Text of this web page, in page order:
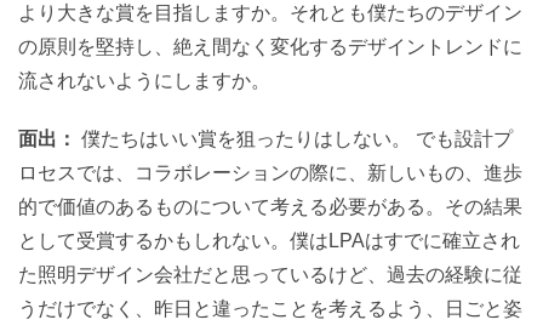
より大きな賞を目指しますか。それとも僕たちのデザイン
の原則を堅持し、絶え間なく変化するデザイントレンドに
流されないようにしますか。
面出： 僕たちはいい賞を狙ったりはしない。 でも設計プ
ロセスでは、コラボレーションの際に、新しいもの、進歩
的で価値のあるものについて考える必要がある。その結果
として受賞するかもしれない。僕はLPAはすでに確立され
た照明デザイン会社だと思っているけど、過去の経験に従
うだけでなく、昨日と違ったことを考えるよう、日ごと姿